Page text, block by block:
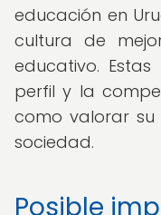
educación en
cultura de
educativo.
perfil y la
como valorar
sociedad.
Posible